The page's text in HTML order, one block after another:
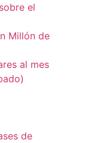
el
Millón de
al mes
de